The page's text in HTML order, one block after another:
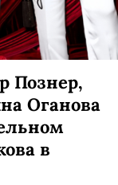
Познер,
Оганова
в